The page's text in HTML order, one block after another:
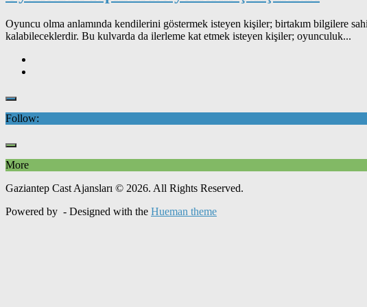
Oyuncu olma anlamında kendilerini göstermek isteyen kişiler; birtakım bilgilere
kalabileceklerdir. Bu kulvarda da ilerleme kat etmek isteyen kişiler; oyunculuk...
Follow:
More
Gaziantep Cast Ajansları © 2026. All Rights Reserved.
Powered by - Designed with the Hueman theme